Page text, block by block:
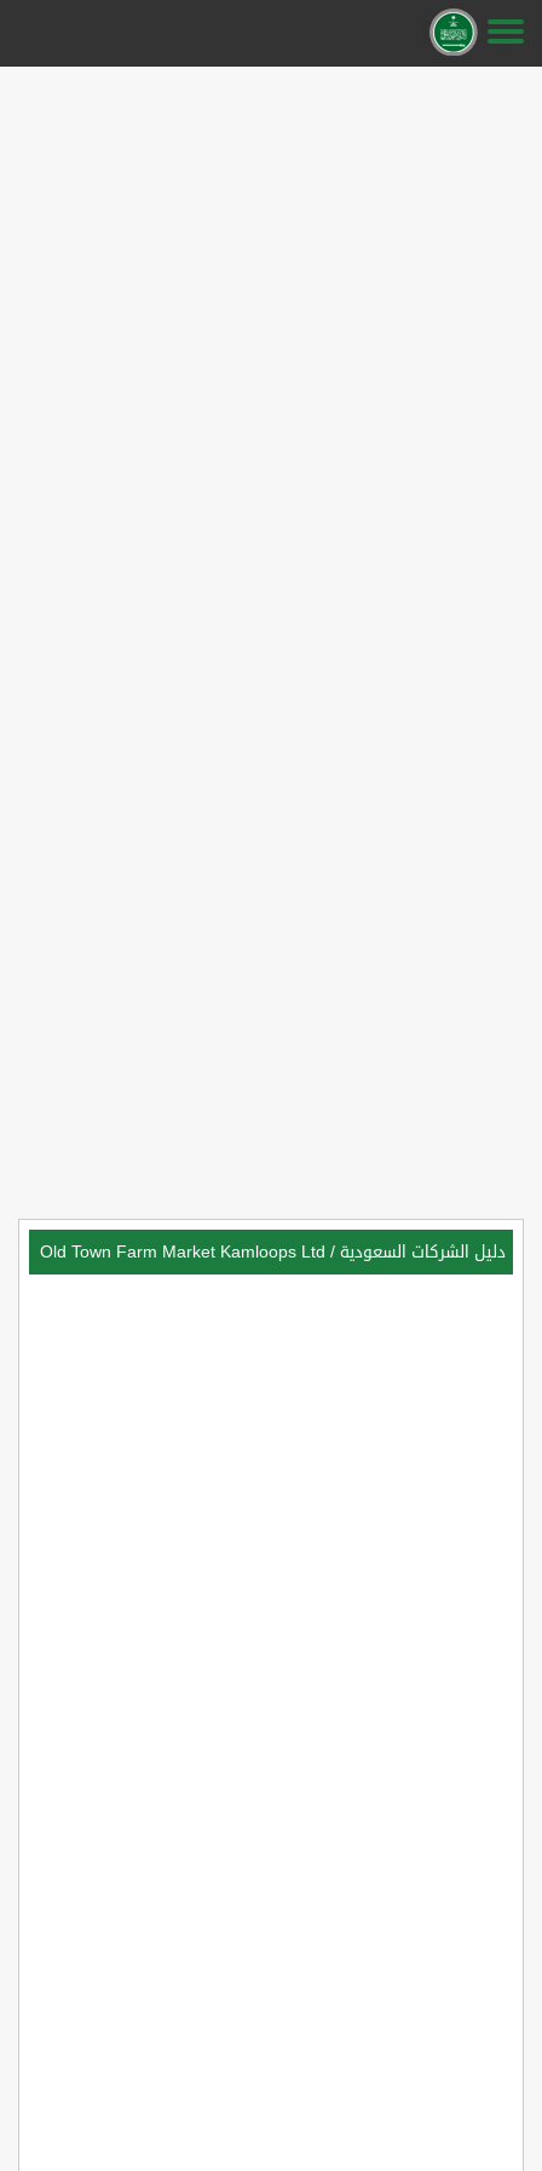
دليل الشركات السعودية /
Old Town Farm Market Kamloops Ltd